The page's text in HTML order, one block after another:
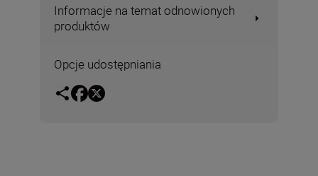
Informacje na temat odnowionych
produktów
Opcje udostępniania